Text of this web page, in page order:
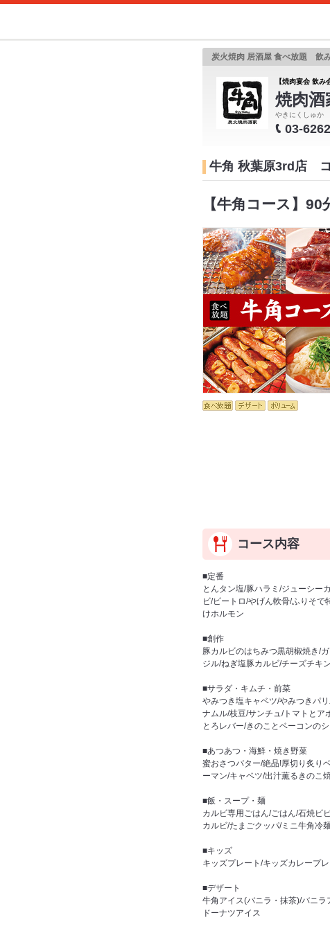
炭火焼肉 居酒屋 食べ放題 飲
【焼肉宴会 飲
焼肉
やきにくしゅか
03-
牛角 秋葉原3rd店
【牛角コース】
コース内容
■定番
とんタン塩/豚ハラミ/ジューシー
ビ/ピートロ/やげん軟骨/ふりそ
けホルモン
■創作
豚カルビのはちみつ黒胡椒焼き/
ジル/ねぎ塩豚カルビ/チーズチキ
■サラダ・キムチ・前菜
やみつき塩キャベツ/やみつきパ
ナムル/枝豆/サンチュ/トマトとア
とろレバー/きのことベーコンの
■あつあつ・海鮮・焼き野菜
蜜おさつバター/絶品!厚切り炙り
ーマン/キャベツ/出汁薫るきのこ
■飯・スープ・麺
カルビ専用ごはん/ごはん/石焼ビ
カルビ/たまごクッパ/ミニ牛角冷
■キッズ
キッズプレート/キッズカレープレ
■デザート
牛角アイス(バニラ・抹茶)/バニ
ドーナツアイス